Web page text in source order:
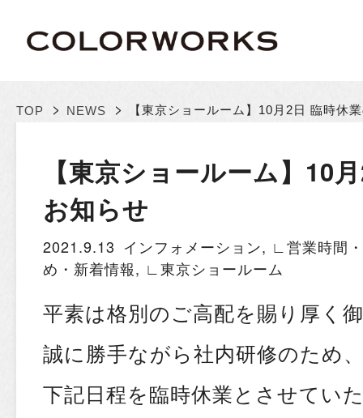
TOP > NEWS > 【東京ショールーム】10月2日 臨時休
【東京ショールーム】10
お知らせ
2021.9.13 インフォメーション, ∟営業時間
め・新着情報, ∟東京ショールーム
平素は格別のご高配を賜り厚く
誠に勝手ながら社内研修のため
下記日程を臨時休業とさせてい